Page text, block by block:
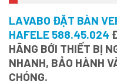
LAVABO ĐẶT BÀN
HAFELE 588.45.024
HÃNG BỚI THIẾT BỊ
NHANH, BẢO HÀNH
CHÓNG.